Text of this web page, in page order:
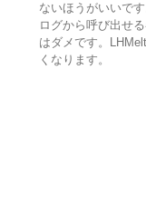
ないほうがいいで
ログから呼び出せ
はダメです。
くなります。